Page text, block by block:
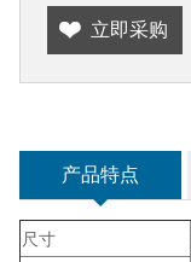
立即采购
产品特点
尺寸